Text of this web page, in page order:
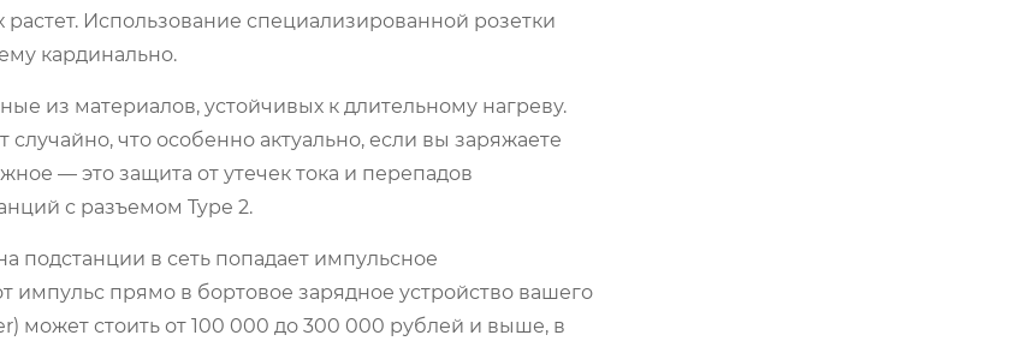
Использование специализированной розетки
кардинально.
из материалов, устойчивых к длительному нагреву.
что особенно актуально, если вы заряжаете
— это защита от утечек тока и перепадов
с разъемом Type 2.
подстанции в сеть попадает импульсное
импульс прямо в бортовое зарядное устройство вашего
может стоить от 100 000 до 300 000 рублей и выше, в